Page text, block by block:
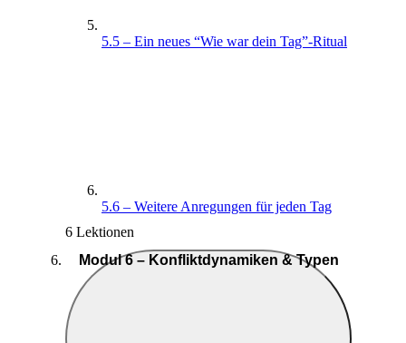
5.5 – Ein neues “Wie war dein Tag”-Ritual
5.6 – Weitere Anregungen für jeden Tag
6 Lektionen
Modul 6 – Konfliktdynamiken & Typen